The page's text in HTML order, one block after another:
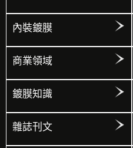
內裝鍍膜
商業領域
鍍膜知識
雜誌刊文